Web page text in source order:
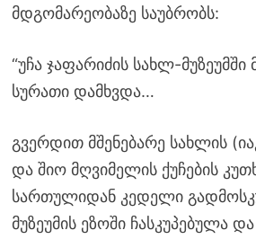
მდგომარეობაზე საუბრობს:
“უჩა ჯაფარიძის სახლ-მუზეუმში
სურათი დამხვდა…
გვერდით მშენებარე სახლის
და შიო მღვიმელის ქუჩების
სართულიდან კედელი
მუზეუმის ეზოში ჩასკუპებულა